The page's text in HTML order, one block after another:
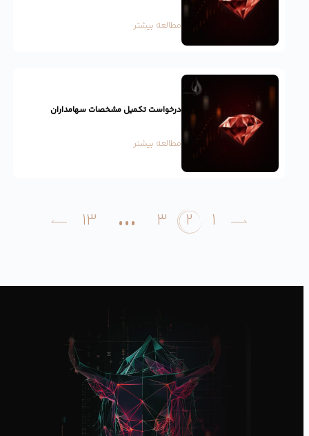
مطالعه بیشتر
درخواست تکمیل مشخصات سهامداران
مطالعه بیشتر
2
3
…
13